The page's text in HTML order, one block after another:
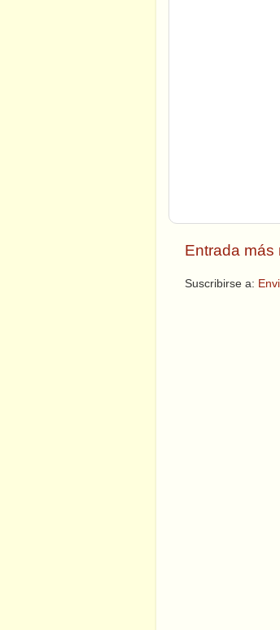
Entrada más
Suscribirse a: